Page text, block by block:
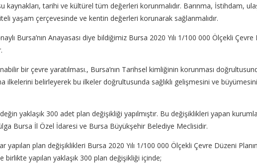
tarihi ve kültürel tüm değerleri korunmalıdır. Barınma, İstihdam,
yaşam çerçevesinde ve kentin değerleri korunarak sağlanmalıdır.
Bursa’nın Anayasası diye bildiğimiz Bursa 2020 Yılı 1/100 000 Ölçekli Çevre
bir çevre yaratılması., Bursa’nın Tarihsel kimliğinin korunması
belirleyerek bu ilkeler doğrultusunda sağlıklı gelişmesini ve
yaklaşık 300 adet plan değişikliği yapılmıştır. Bu değişiklikleri yapan
Bursa İl Özel İdaresi ve Bursa Büyükşehir Belediye Meclisidir.
plan değişiklikleri Bursa 2020 Yılı 1/100 000 Ölçekli Çevre Düzeni
birlikte yapılan yaklaşık 300 plan değişikliği içinde;